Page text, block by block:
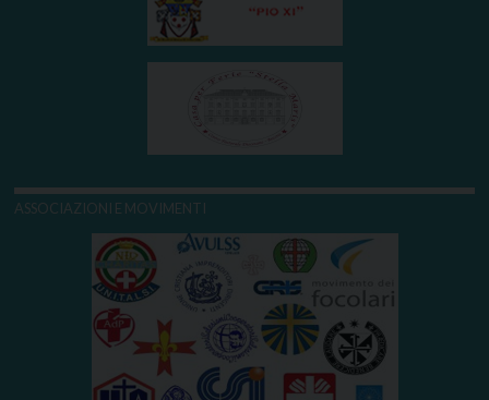
ASSOCIAZIONI E MOVIMENTI